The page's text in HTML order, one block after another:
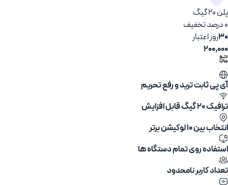
پلن 20 گیگ
۰ درصد تخفیف
30روز اعتبار
200,000
آی پی ثابت ترید و رفع تحریم
ترافیک 20 گیگ قابل افزایش
انتخاب بین ۱۰ لوکیشن برتر
استفاده روی تمام دستگاه ها
تعداد کاربر نامحدود